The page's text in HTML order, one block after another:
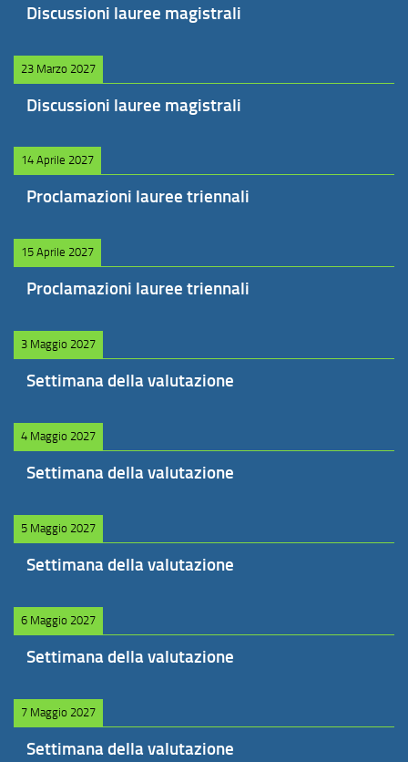
Discussioni lauree magistrali
23 Marzo 2027
Discussioni lauree magistrali
14 Aprile 2027
Proclamazioni lauree triennali
15 Aprile 2027
Proclamazioni lauree triennali
3 Maggio 2027
Settimana della valutazione
4 Maggio 2027
Settimana della valutazione
5 Maggio 2027
Settimana della valutazione
6 Maggio 2027
Settimana della valutazione
7 Maggio 2027
Settimana della valutazione